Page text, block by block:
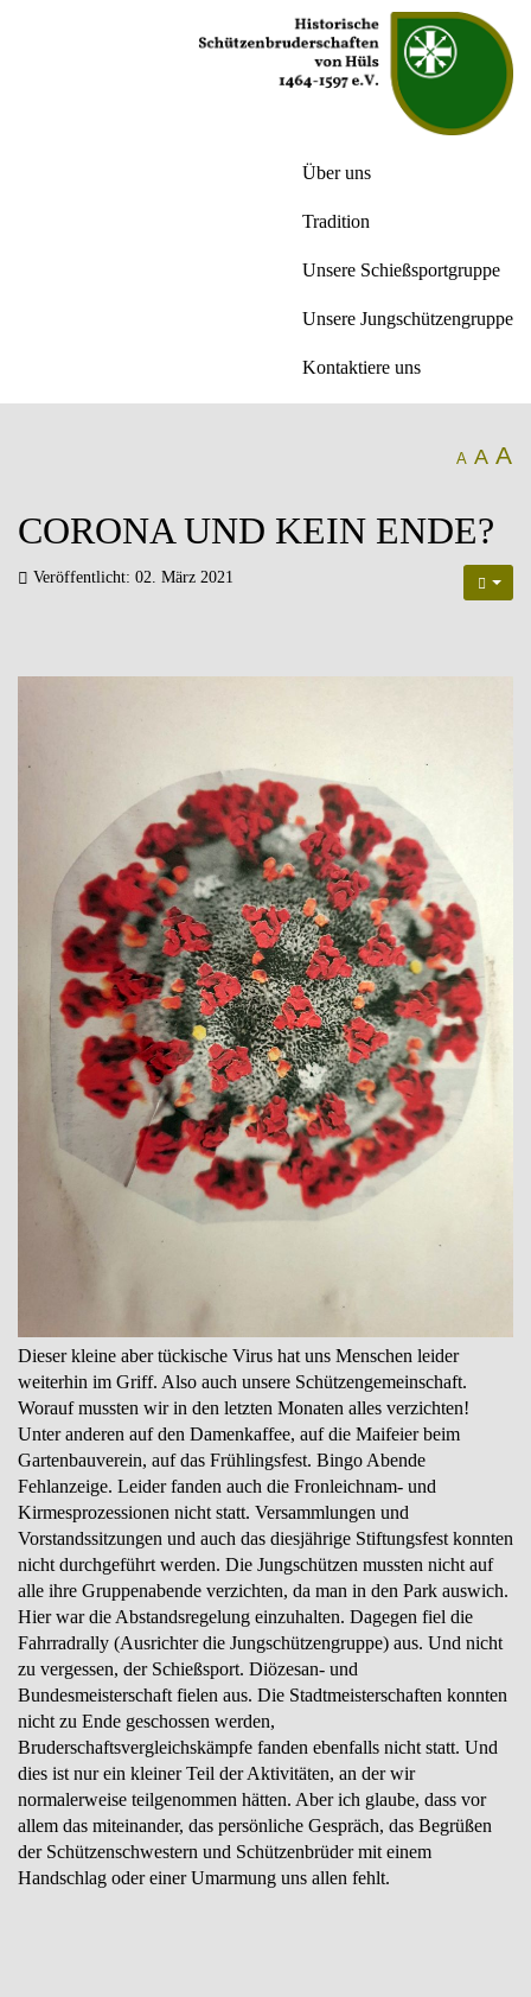
Über uns
Tradition
Unsere Schießsportgruppe
Unsere Jungschützengruppe
Kontaktiere uns
A A A
CORONA UND KEIN ENDE?
Veröffentlicht: 02. März 2021
Dieser kleine aber tückische Virus hat uns Menschen leider
weiterhin im Griff. Also auch unsere Schützengemeinschaft.
Worauf mussten wir in den letzten Monaten alles verzichten!
Unter anderen auf den Damenkaffee, auf die Maifeier beim
Gartenbauverein, auf das Frühlingsfest. Bingo Abende
Fehlanzeige. Leider fanden auch die Fronleichnam- und
Kirmesprozessionen nicht statt. Versammlungen und
Vorstandssitzungen und auch das diesjährige Stiftungsfest konnten
nicht durchgeführt werden. Die Jungschützen mussten nicht auf
alle ihre Gruppenabende verzichten, da man in den Park auswich.
Hier war die Abstandsregelung einzuhalten. Dagegen fiel die
Fahrradrally (Ausrichter die Jungschützengruppe) aus. Und nicht
zu vergessen, der Schießsport. Diözesan- und
Bundesmeisterschaft fielen aus. Die Stadtmeisterschaften konnten
nicht zu Ende geschossen werden,
Bruderschaftsvergleichskämpfe fanden ebenfalls nicht statt. Und
dies ist nur ein kleiner Teil der Aktivitäten, an der wir
normalerweise teilgenommen hätten. Aber ich glaube, dass vor
allem das miteinander, das persönliche Gespräch, das Begrüßen
der Schützenschwestern und Schützenbrüder mit einem
Handschlag oder einer Umarmung uns allen fehlt.